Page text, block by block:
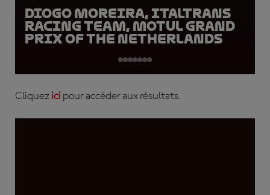
Diogo Moreira, Italtrans
Racing Team, Motul Grand
Prix of the Netherlands
Cliquez ici pour accéder aux résultats.